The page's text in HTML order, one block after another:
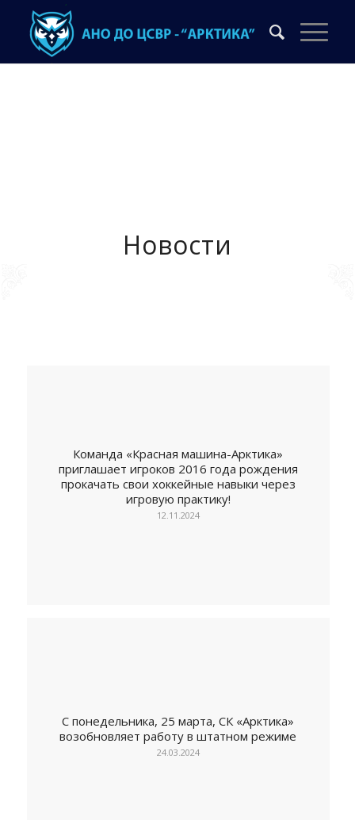
Новости
Команда «Красная машина-Арктика»
приглашает игроков 2016 года рождения
прокачать свои хоккейные навыки через
игровую практику!
12.11.2024
С понедельника, 25 марта, СК «Арктика»
возобновляет работу в штатном режиме
24.03.2024